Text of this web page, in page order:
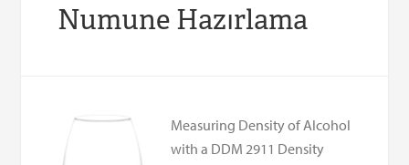
Numune Hazırlama
Measuring Density of Alcohol
with a DDM 2911 Density